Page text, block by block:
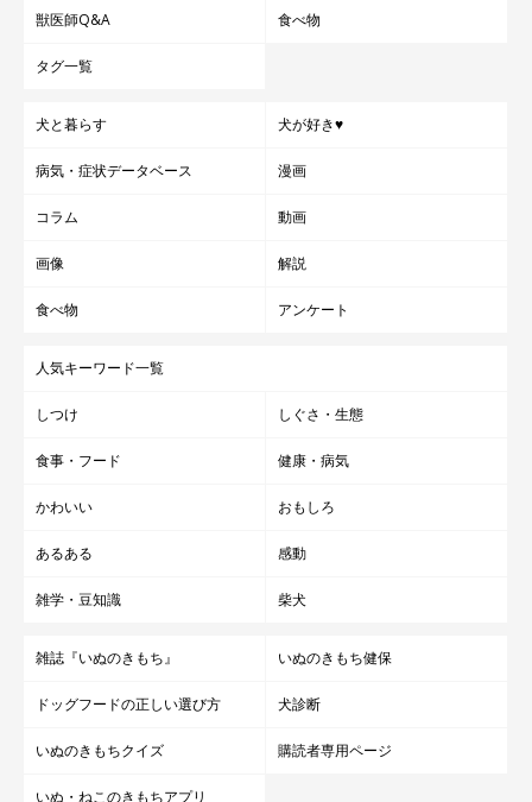
今ではおハゲだけでなく、マズルのむくみも解消されました。
きたいと思います。
獣医師Q&A 食べ物
タグ一覧
犬と暮らす 犬が好き♥
病気・症状データベース 漫画
コラム 動画
画像 解説
食べ物 アンケート
人気キーワード一覧
しつけ しぐさ・生態
食事・フード 健康・病気
かわいい おもしろ
あるある 感動
雑学・豆知識 柴犬
雑誌『いぬのきもち』 いぬのきもち健保
ドッグフードの正しい選び方 犬診断
いぬのきもちクイズ 購読者専用ページ
いぬ・ねこのきもちアプリ